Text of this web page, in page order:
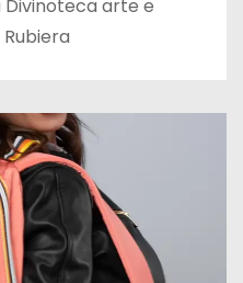
Divinoteca arte e